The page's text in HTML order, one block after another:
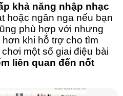
khả năng nhập nhạc
hoặc ngân nga nếu bạn
phù hợp với nhưng
hơn khi hỗ trợ cho tìm
một số giai điệu bài
liên quan đến nốt